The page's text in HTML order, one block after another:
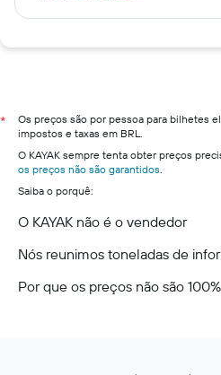
Hotéis em Poços de Caldas
Hotéis em São Paulo
Hotéis em Curitiba
Hotéis em Campos do Jordão
Hotéis em Brasília
Hotéis em Monte Verde
*
Os preços são por pessoa para bilhetes
impostos e taxas em BRL.
O KAYAK sempre tenta obter preços
os preços não são garantidos.
Saiba o porquê:
O KAYAK não é o vendedor
Nós reunimos toneladas de
Por que os preços não são